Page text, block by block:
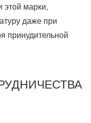
этой марки,
даже при
принудительной